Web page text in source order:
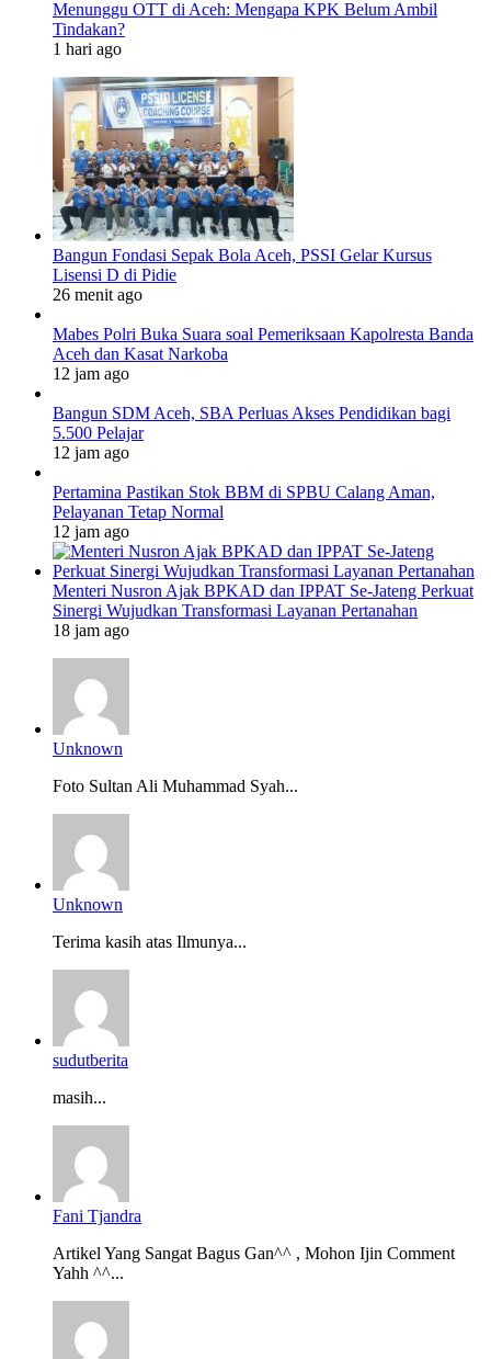
Menunggu OTT di Aceh: Mengapa KPK Belum Ambil
Tindakan?
1 hari ago
Bangun Fondasi Sepak Bola Aceh, PSSI Gelar Kursus
Lisensi D di Pidie
26 menit ago
Mabes Polri Buka Suara soal Pemeriksaan Kapolresta Banda
Aceh dan Kasat Narkoba
12 jam ago
Bangun SDM Aceh, SBA Perluas Akses Pendidikan bagi
5.500 Pelajar
12 jam ago
Pertamina Pastikan Stok BBM di SPBU Calang Aman,
Pelayanan Tetap Normal
12 jam ago
Menteri Nusron Ajak BPKAD dan IPPAT Se-Jateng Perkuat
Sinergi Wujudkan Transformasi Layanan Pertanahan
18 jam ago
Unknown
Foto Sultan Ali Muhammad Syah...
Unknown
Terima kasih atas Ilmunya...
sudutberita
masih...
Fani Tjandra
Artikel Yang Sangat Bagus Gan^^ , Mohon Ijin Comment
Yahh ^^...